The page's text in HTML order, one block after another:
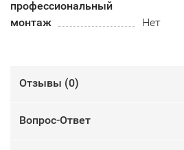
профессиональный
монтаж
Нет
Отзывы (0)
Вопрос-Ответ